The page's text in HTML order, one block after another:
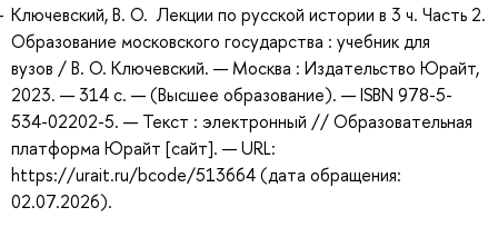
Ключевский, В. О. Лекции по русской истории в 3 ч. Часть 2.
Образование московского государства : учебник для
вузов / В. О. Ключевский. — Москва : Издательство Юрайт,
2023. — 314 с. — (Высшее образование). — ISBN 978-5-
534-02202-5. — Текст : электронный // Образовательная
платформа Юрайт [сайт]. — URL:
https://urait.ru/bcode/513664 (дата обращения:
02.07.2026).